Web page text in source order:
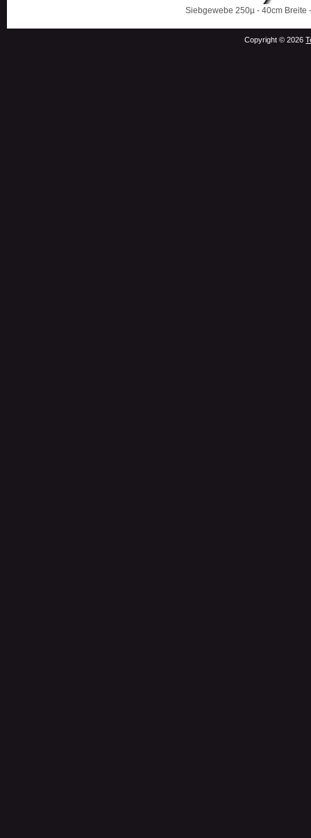
Siebgewebe 250µ - 40cm Breite
Copyright © 2026